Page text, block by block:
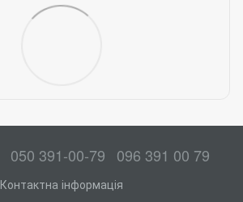
050 391-00-79 096 391 00 79
Контактна інформація